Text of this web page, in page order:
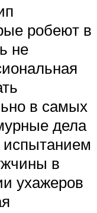
робеют в
не
в самых
дела
испытанием
в
ухажеров